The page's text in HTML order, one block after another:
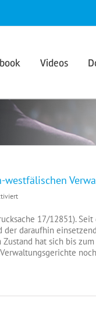
Videos
für
vor
nordrhein-
westfälischen
Verwaltungsgerichten
17/12851).
der daraufhin
hat sich bis